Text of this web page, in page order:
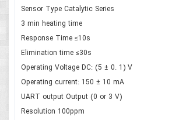
Sensor Type Catalytic Series
3 min heating time
Response Time ≤10s
Elimination time ≤30s
Operating Voltage DC: (5 ± 0. 1) V
Operating current: 150 ± 10 mA
UART output Output (0 or 3 V)
Resolution 100ppm